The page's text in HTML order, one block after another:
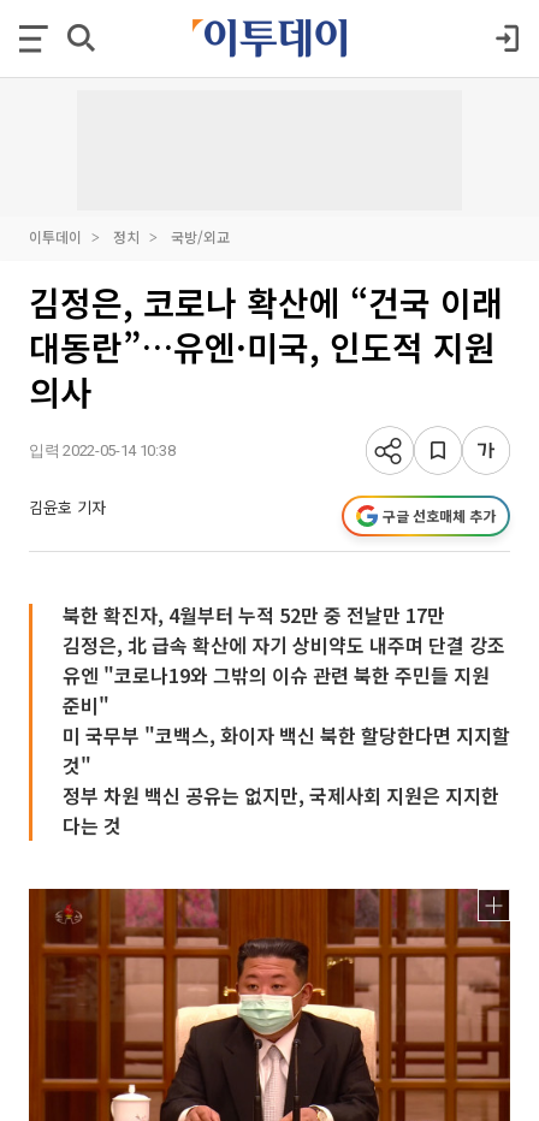
이투데이 정치 국방/외교
김정은, 코로나 확산에 “건국 이래
대동란”…유엔·미국, 인도적 지원
의사
입력 2022-05-14 10:38
김윤호 기자 구글 선호매체 추가
북한 확진자, 4월부터 누적 52만 중 전날만 17만
김정은, 北 급속 확산에 자기 상비약도 내주며 단결 강조
유엔 "코로나19와 그밖의 이슈 관련 북한 주민들 지원
준비"
미 국무부 "코백스, 화이자 백신 북한 할당한다면 지지할
것"
정부 차원 백신 공유는 없지만, 국제사회 지원은 지지한
다는 것